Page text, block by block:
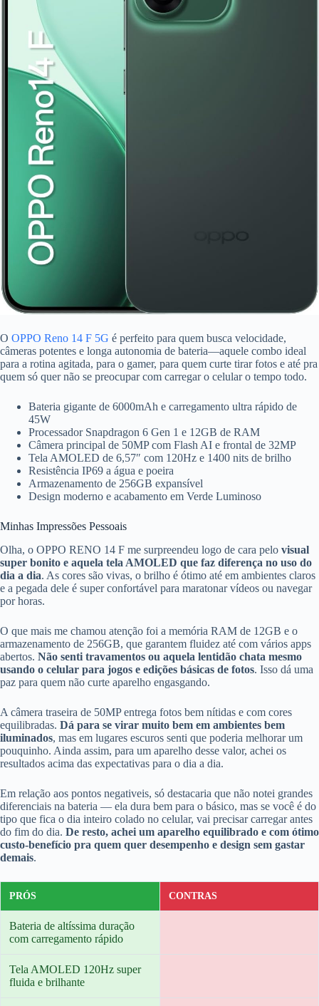
O OPPO Reno 14 F 5G é perfeito para quem busca velocidade,
câmeras potentes e longa autonomia de bateria—aquele combo ideal
para a rotina agitada, para o gamer, para quem curte tirar fotos e até pra
quem só quer não se preocupar com carregar o celular o tempo todo.
Bateria gigante de 6000mAh e carregamento ultra rápido de
45W
Processador Snapdragon 6 Gen 1 e 12GB de RAM
Câmera principal de 50MP com Flash AI e frontal de 32MP
Tela AMOLED de 6,57″ com 120Hz e 1400 nits de brilho
Resistência IP69 a água e poeira
Armazenamento de 256GB expansível
Design moderno e acabamento em Verde Luminoso
Minhas Impressões Pessoais
Olha, o OPPO RENO 14 F me surpreendeu logo de cara pelo visual
super bonito e aquela tela AMOLED que faz diferença no uso do
dia a dia. As cores são vivas, o brilho é ótimo até em ambientes claros
e a pegada dele é super confortável para maratonar vídeos ou navegar
por horas.
O que mais me chamou atenção foi a memória RAM de 12GB e o
armazenamento de 256GB, que garantem fluidez até com vários apps
abertos. Não senti travamentos ou aquela lentidão chata mesmo
usando o celular para jogos e edições básicas de fotos. Isso dá uma
paz para quem não curte aparelho engasgando.
A câmera traseira de 50MP entrega fotos bem nítidas e com cores
equilibradas. Dá para se virar muito bem em ambientes bem
iluminados, mas em lugares escuros senti que poderia melhorar um
pouquinho. Ainda assim, para um aparelho desse valor, achei os
resultados acima das expectativas para o dia a dia.
Em relação aos pontos negativeis, só destacaria que não notei grandes
diferenciais na bateria — ela dura bem para o básico, mas se você é do
tipo que fica o dia inteiro colado no celular, vai precisar carregar antes
do fim do dia. De resto, achei um aparelho equilibrado e com ótimo
custo-benefício pra quem quer desempenho e design sem gastar
demais.
PRÓS CONTRAS
Bateria de altíssima duração
com carregamento rápido
Tela AMOLED 120Hz super
fluida e brilhante